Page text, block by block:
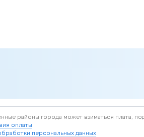
районы города может взиматься плата,
оплаты
персональных данных